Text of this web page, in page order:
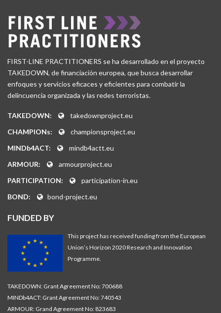
FIRST-LINE PRACTITIONERS se ha desarrollado en el proyecto
TAKEDOWN, de financiación europea, que busca desarrollar
enfoques y servicios eficaces y eficientes para combatir la
delincuencia organizada y las redes terroristas.
TAKEDOWN:
takedownproject.eu
CHAMPIONs:
championsproject.eu
MINDb4ACT:
mindb4actt.eu
ARMOUR:
armourproject.eu
PARTICIPATION:
participation-in.eu
BOND:
bond-project.eu
FUNDED BY
This project has received funding from the European
Union’s Horizon 2020 Research and Innovation
Programme.
TAKEDOWN: Grant Agreement No: 700688
MINDb4ACT: Grant Agreement No: 740543
ARMOUR: Grand Agreement No: 823683